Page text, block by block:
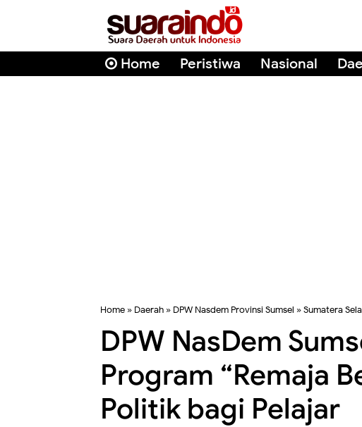
Home Peristiwa Nasional
Home » Daerah » DPW Nasdem Provinsi Sumsel »Sumatera
DPW NasDem
Program “Remaja
Politik bagi Pelajar